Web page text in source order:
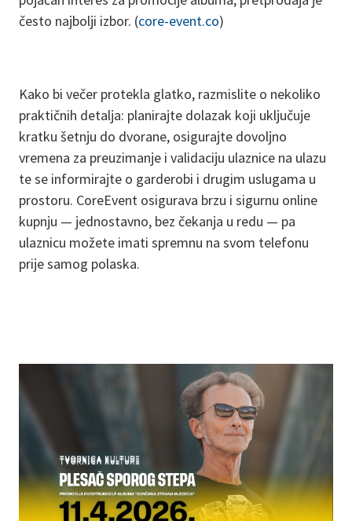
često najbolji izbor. (core-event.co)
Kako bi večer protekla glatko, razmislite o nekoliko
praktičnih detalja: planirajte dolazak koji uključuje
kratku šetnju do dvorane, osigurajte dovoljno
vremena za preuzimanje i validaciju ulaznice na ulazu
te se informirajte o garderobi i drugim uslugama u
prostoru. CoreEvent osigurava brzu i sigurnu online
kupnju — jednostavno, bez čekanja u redu — pa
ulaznicu možete imati spremnu na svom telefonu
prije samog polaska.